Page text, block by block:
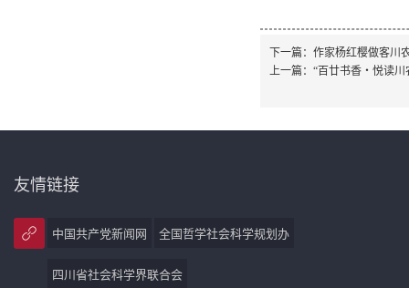
下一篇： 作家杨红樱做客川
上一篇： “百廿书香・悦读
友情链接
中国共产党新闻网 全国哲学社会科学规划办
四川省社会科学界联合会